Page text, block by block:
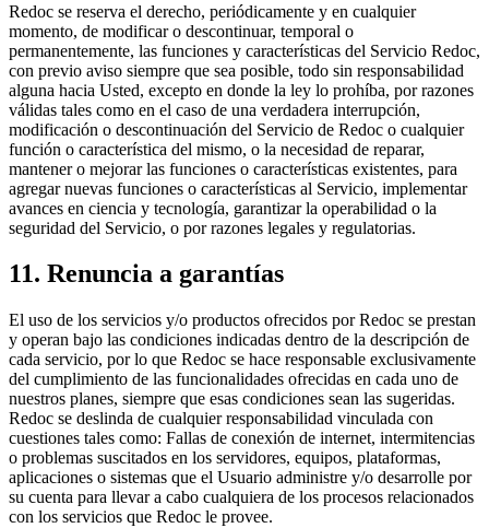
Redoc se reserva el derecho, periódicamente y en cualquier
momento, de modificar o descontinuar, temporal o
permanentemente, las funciones y características del Servicio Redoc,
con previo aviso siempre que sea posible, todo sin responsabilidad
alguna hacia Usted, excepto en donde la ley lo prohíba, por razones
válidas tales como en el caso de una verdadera interrupción,
modificación o descontinuación del Servicio de Redoc o cualquier
función o característica del mismo, o la necesidad de reparar,
mantener o mejorar las funciones o características existentes, para
agregar nuevas funciones o características al Servicio, implementar
avances en ciencia y tecnología, garantizar la operabilidad o la
seguridad del Servicio, o por razones legales y regulatorias.
11. Renuncia a garantías
El uso de los servicios y/o productos ofrecidos por Redoc se prestan
y operan bajo las condiciones indicadas dentro de la descripción de
cada servicio, por lo que Redoc se hace responsable exclusivamente
del cumplimiento de las funcionalidades ofrecidas en cada uno de
nuestros planes, siempre que esas condiciones sean las sugeridas.
Redoc se deslinda de cualquier responsabilidad vinculada con
cuestiones tales como: Fallas de conexión de internet, intermitencias
o problemas suscitados en los servidores, equipos, plataformas,
aplicaciones o sistemas que el Usuario administre y/o desarrolle por
su cuenta para llevar a cabo cualquiera de los procesos relacionados
con los servicios que Redoc le provee.